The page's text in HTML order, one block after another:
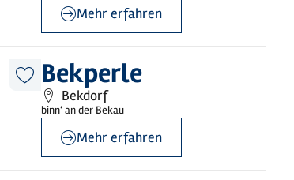
Mehr erfahren
Diesen
Artikel
merken
Bekperle
Bekdorf
binn‘ an der Bekau
Mehr erfahren